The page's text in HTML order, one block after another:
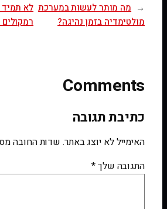
← מה מותר לעשות במערכת
מולטימדיה בזמן נהיגה?
לא תמיד
Comments
כתיבת תגובה
האימייל לא יוצג באתר. שדות החובה
התגובה שלך*